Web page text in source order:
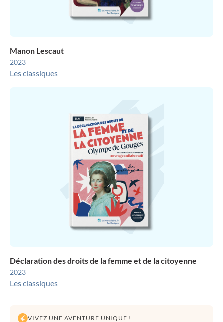
Manon Lescaut
2023
Les classiques
Déclaration des droits de la femme et de la citoyenne
2023
Les classiques
VIVEZ UNE AVENTURE UNIQUE !